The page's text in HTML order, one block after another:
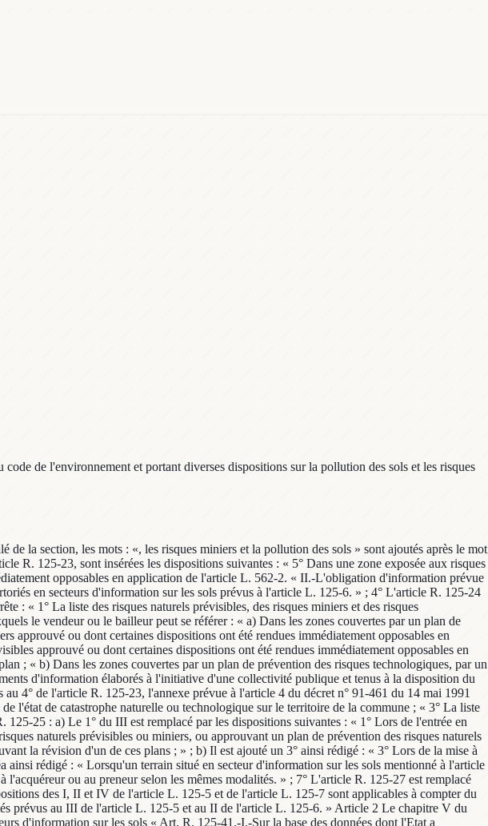
de l'environnement et portant diverses dispositions sur la pollution des sols et les risques
ne sont pas mentionnées comme des pollutions des sols au sens des secteurs d'information sur les sols. « Art. R. 125-44.-I.-Le préfet transmet, pour avis, le dossier de projet de création de secteurs d'information sur les sols et le dossier prévu à l'article R. 125-42 aux maires des communes sur le territoire desquelles sont situés les projets de secteur d'information sur les sols ou, le cas échéant, aux présidents des établissements publics de coopération intercommunale compétents en matière de plan local d'urbanisme, de documents d'urbanisme en tenant lieu ou de carte communale. « Les personnes consultées disposent d'un délai de six mois pour faire part de leurs observations. Elles joignent à leur demande de modification du projet de secteur d'information sur les sols tout document justifiant de l'état des sols. Sans réponse dans ce délai, leur avis est réputé favorable. « II.-Le préfet informe par lettre simple les propriétaires des terrains d'assiette sur lesquels sont situés les projets de secteurs d'information sur les sols, en indiquant les modalités envisagées de la participation du public prévue à l'article L. 120-1. « Art. R. 125-45.-Au vu des résultats des consultations prévues à l'article R. 125-44 et de la participation du public prévue à l'article L. 120-1, le préfet arrête les secteurs d'information sur les sols. « L'arrêté est publié au recueil des actes administratifs du département. « L'Etat reporte les secteurs d'information sur les sols dans un système d'information géographique. « Art. R. 125-46.-L'arrêté de création des secteurs d'information sur les sols est notifié par le préfet aux maires des communes et aux présidents des établissements publics de coopération intercommunale compétents en matière de plan local d'urbanisme, de documents d'urbanisme en tenant lieu ou de carte communale dont le territoire comprend un ou des secteurs d'information sur les sols. « Les secteurs d'information sur les sols sont annexés au plan local d'urbanisme ou au document d'urbanisme en tenant lieu ou à la carte communale. « Ils sont affichés pendant un mois dans chaque mairie et au siège de chaque établissement public de coopération intercommunale compétent en matière de plan local d'urbanisme, de documents d'urbanisme en tenant lieu ou de carte communale concernés en tout ou partie. « Art. R. 125-47.-Le préfet révise annuellement la liste des secteurs d'informations sur les sols, notamment sur la base des informations relatives à l'état des sols qui lui sont communiquées par le maire, le président de l'établissement public de coopération intercommunale compétent en matière de plan local d'urbanisme, de documents d'urbanisme en tenant lieu ou de carte communale ou le propriétaire d'un terrain d'assiette classé en secteur d'information sur les sols. « La création, la modification ou la suppression de secteurs d'information sur les sols est menée conformément aux dispositions des articles R. 125-42 à R. 125-46. La durée de la consultation prévue au I de l'article R. 125-44 est fixée à deux mois. « Section 10 « Carte des anciens sites industriels et de services « Art. R. 125-48.-Pour l'application du IV de l'article L. 125-6, l'Etat reporte dans un système d'information géographique les sites répertoriés au titre de l'arrêté du 10 décembre 1998 relatif à la création d'une base de données sur les sites industriels et d'activités de service anciens. » Article 3 Le chapitre VI du titre V du livre V du code de l'environnementest remplacé par les dispositions suivantes : « Chapitre VI « Sites et sols pollués « Art. R. 556-1.-Lorsqu'un maître d'ouvrage est à l'origine d'un changement d'usage dans les conditions définies par l'article L. 556-1, il définit, le cas échéant sur la base d'une étude de sols comprenant les éléments mentionnés à l'article R. 556-2, les éventuelles mesures de gestion de la pollution des sols, y compris les eaux souterraines, qui permettent d'assurer la compatibilité entre l'état des sols et la protection des intérêts mentionnés au premier alinéa de l'article L. 556-1, au regard du nouvel usage projeté. « Art. R. 556-2.-L'étude de sols prévue au premier alinéa de l'article L. 556-2 comprend notamment : «-les éléments relatifs à l'étude historique, documentaire et mémorielle du site ; «-les éléments relatifs à la vulnérabilité des milieux ; «